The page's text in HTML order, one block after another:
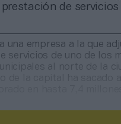
de servicios
una empresa a la que
servicios de uno de los
al norte de la